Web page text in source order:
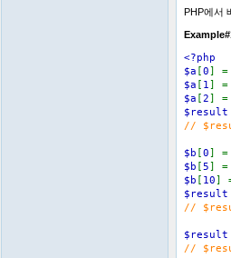
PHP에서
<?php
$a [0] =
$a [ 1 ] =
$a [2] =
$result
//
$b [0] =
$b [ 5] =
$b [ 10]
$result
//
$result
//